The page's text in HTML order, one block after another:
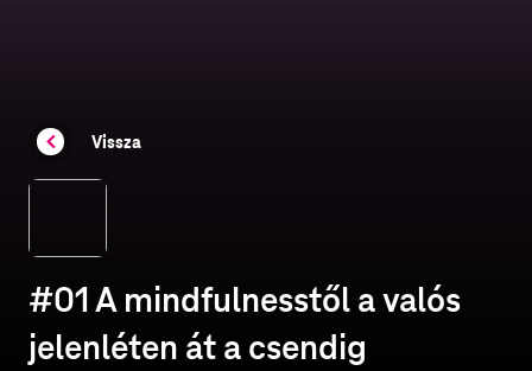
Vissza
#01 A mindfulnesstől a valós
jelenléten át a csendig